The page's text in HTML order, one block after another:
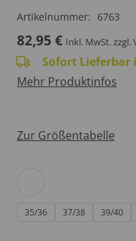
Artikelnummer: 6763
82,95 € Inkl. MwSt.zzgl.
Sofort Lieferbar
Mehr Produktinfos
Zur Größentabelle
35/36 37/38 39/40